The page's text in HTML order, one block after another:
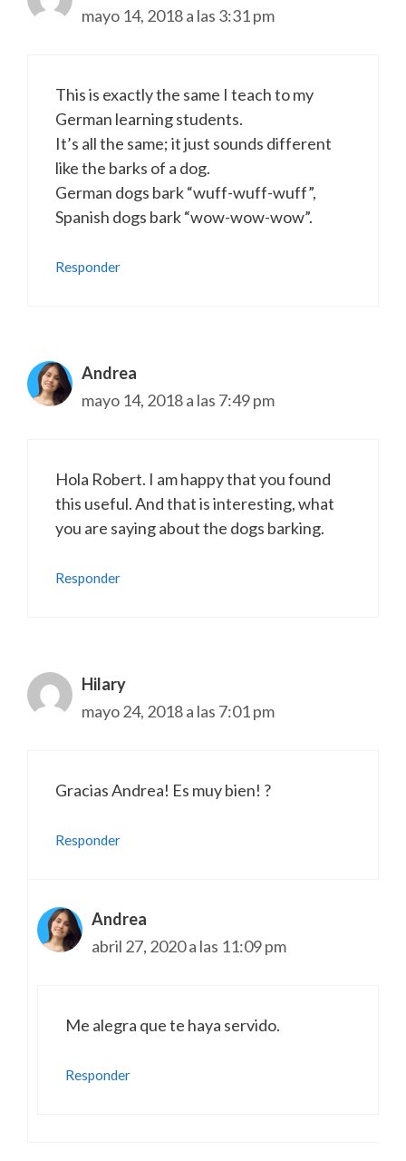
mayo 14, 2018 a las 3:31 pm
This is exactly the same I teach to my
German learning students.
It’s all the same; it just sounds different
like the barks of a dog.
German dogs bark “wuff-wuff-wuff”,
Spanish dogs bark “wow-wow-wow”.
Responder
Andrea
mayo 14, 2018 a las 7:49 pm
Hola Robert. I am happy that you found
this useful. And that is interesting, what
you are saying about the dogs barking.
Responder
Hilary
mayo 24, 2018 a las 7:01 pm
Gracias Andrea! Es muy bien! ?
Responder
Andrea
abril 27, 2020 a las 11:09 pm
Me alegra que te haya servido.
Responder